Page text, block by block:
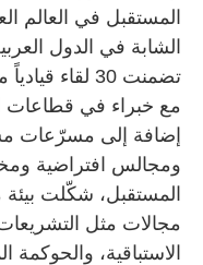
الشابة في الدول
تضمنت 30
مع خبراء في قطاعات
إضافة إلى مسرّعات
ومجالس افتراضية
المستقبل، شكّلت
مجالات مثل
الاستباقية، والحوكمة